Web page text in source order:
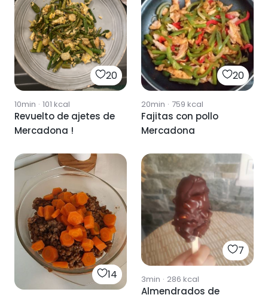
20
10min · 101 kcal
Revuelto de ajetes de
Mercadona !
20
20min · 759 kcal
Fajitas con pollo
Mercadona
14
7
3min · 286 kcal
Almendrados de